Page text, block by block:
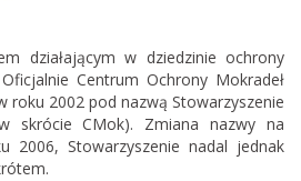
działającym w dziedzinie ochrony
Centrum Ochrony Mokradeł
roku 2002 pod nazwą Stowarzyszenie
skrócie CMok). Zmiana nazwy na
2006, Stowarzyszenie nadal jednak